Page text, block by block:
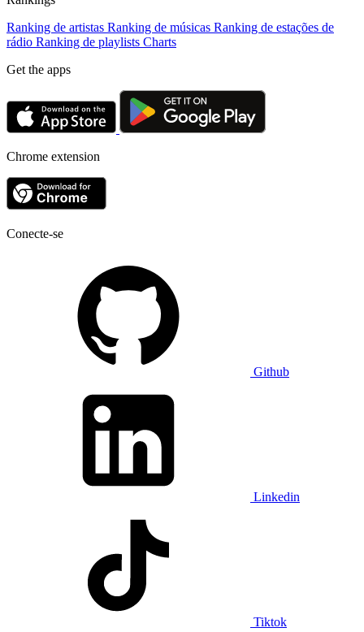
Ranking de artistas Ranking de músicas Ranking de estações de
rádio Ranking de playlists Charts
Get the apps
Chrome extension
Conecte-se
Github
Linkedin
Tiktok